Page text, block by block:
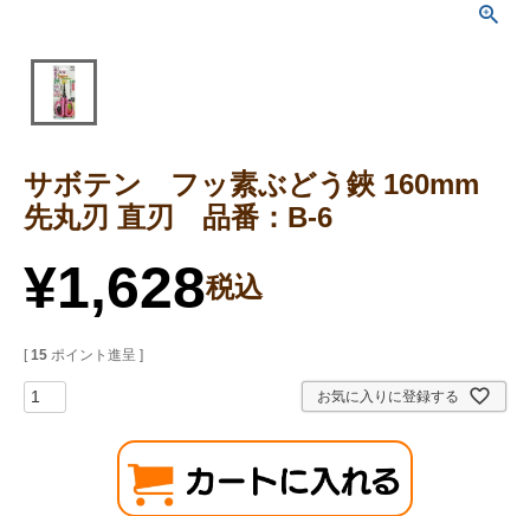
サボテン フッ素ぶどう鋏 160mm
先丸刃 直刃 品番：B-6
¥1,628税込
[ 15 ポイント進呈 ]
お気に入りに登録する